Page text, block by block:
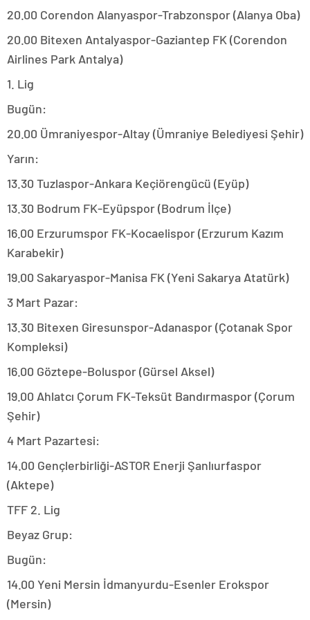
20.00 Corendon Alanyaspor-Trabzonspor (Alanya Oba)
20.00 Bitexen Antalyaspor-Gaziantep FK (Corendon
Airlines Park Antalya)
1. Lig
Bugün:
20.00 Ümraniyespor-Altay (Ümraniye Belediyesi Şehir)
Yarın:
13.30 Tuzlaspor-Ankara Keçiörengücü (Eyüp)
13.30 Bodrum FK-Eyüpspor (Bodrum İlçe)
16.00 Erzurumspor FK-Kocaelispor (Erzurum Kazım
Karabekir)
19.00 Sakaryaspor-Manisa FK (Yeni Sakarya Atatürk)
3 Mart Pazar:
13.30 Bitexen Giresunspor-Adanaspor (Çotanak Spor
Kompleksi)
16.00 Göztepe-Boluspor (Gürsel Aksel)
19.00 Ahlatcı Çorum FK-Teksüt Bandırmaspor (Çorum
Şehir)
4 Mart Pazartesi:
14.00 Gençlerbirliği-ASTOR Enerji Şanlıurfaspor
(Aktepe)
TFF 2. Lig
Beyaz Grup:
Bugün:
14.00 Yeni Mersin İdmanyurdu-Esenler Erokspor
(Mersin)